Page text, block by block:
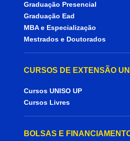
Graduação Presencial
Graduação Ead
MBA e Especialização
Mestrados e Doutorados
CURSOS DE EXTENSÃO
Cursos UNISO UP
Cursos Livres
BOLSAS E